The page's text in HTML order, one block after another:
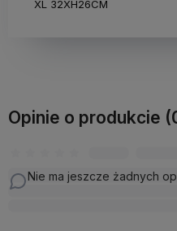
XL 32XH26CM
Opinie o produkcie
Nie ma jeszcze żadnych